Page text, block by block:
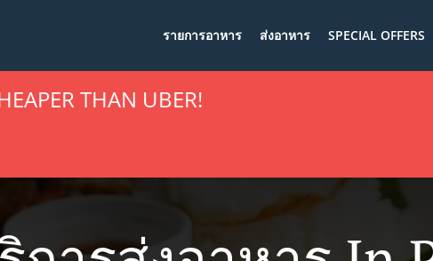
รายการอาหาร ส่งอาหาร SPECIAL OFFERS
THAN UBER!